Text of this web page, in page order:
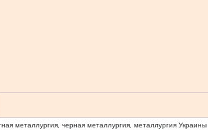
металлургия, черная металлургия, металлургия Украины